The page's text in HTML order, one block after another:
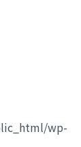
wp-